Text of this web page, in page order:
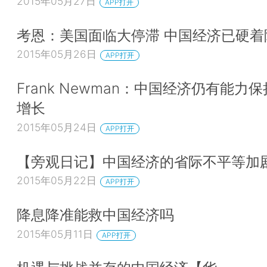
APP打开
考恩：美国面临大停滞 中国经济已硬
2015年05月26日 APP打开
Frank Newman：中国经济仍有能力保
增长
2015年05月24日 APP打开
【旁观日记】中国经济的省际不平等加
2015年05月22日 APP打开
降息降准能救中国经济吗
2015年05月11日 APP打开